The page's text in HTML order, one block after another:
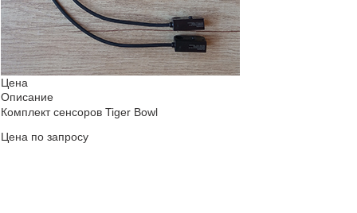
Цена
Описание
Комплект сенсоров Tiger Bowl
Цена по запросу